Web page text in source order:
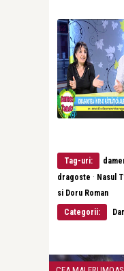
Tag-uri:
dragoste · Nasul
si Doru Roman
Categorii: